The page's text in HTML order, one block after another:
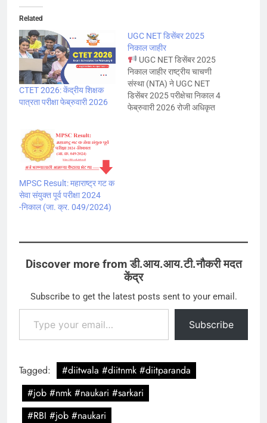
Related
CTET 2026: केंद्रीय शिक्षक
पात्रता परीक्षा फेब्रुवारी 2026
UGC NET डिसेंबर 2025
निकाल जाहीर
UGC NET डिसेंबर 2025
निकाल जाहीर राष्ट्रीय चाचणी
संस्था (NTA) ने UGC NET
डिसेंबर 2025 परीक्षेचा निकाल 4
फेब्रुवारी 2026 रोजी अधिकृत
MPSC Result: महाराष्ट्र गट क
सेवा संयुक्त पूर्व परीक्षा 2024
-निकाल (जा. क्र. 049/2024)
Discover more from डी.आय.आय.टी.नौकरी मदत
केंद्र
Subscribe to get the latest posts sent to your email.
Type your email…
Subscribe
Tagged:
#diitwala #diitnmk #diitparanda
#job #nmk #naukari #sarkari
#RBI #job #naukari